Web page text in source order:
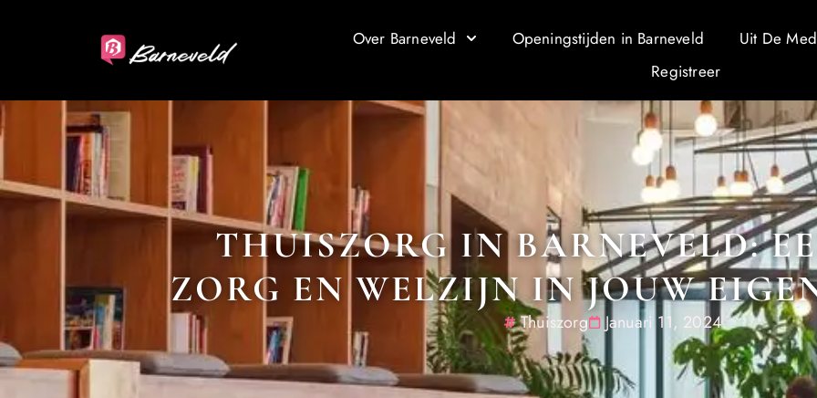
Over Barneveld Openingstijden in Barneveld Uit De
Registreer
THUISZORG IN BARNEVELD:
ZORG EN WELZIJN IN JOUW
Thuiszorg Januari 11, 2024